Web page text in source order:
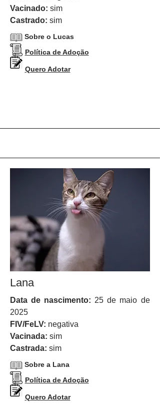
Vacinado: sim
Castrado: sim
Sobre o Lucas
Política de Adoção
Quero Adotar
Lana
Data de nascimento: 25 de maio de
2025
FIV/FeLV: negativa
Vacinada: sim
Castrada: sim
Sobre a Lana
Política de Adoção
Quero Adotar